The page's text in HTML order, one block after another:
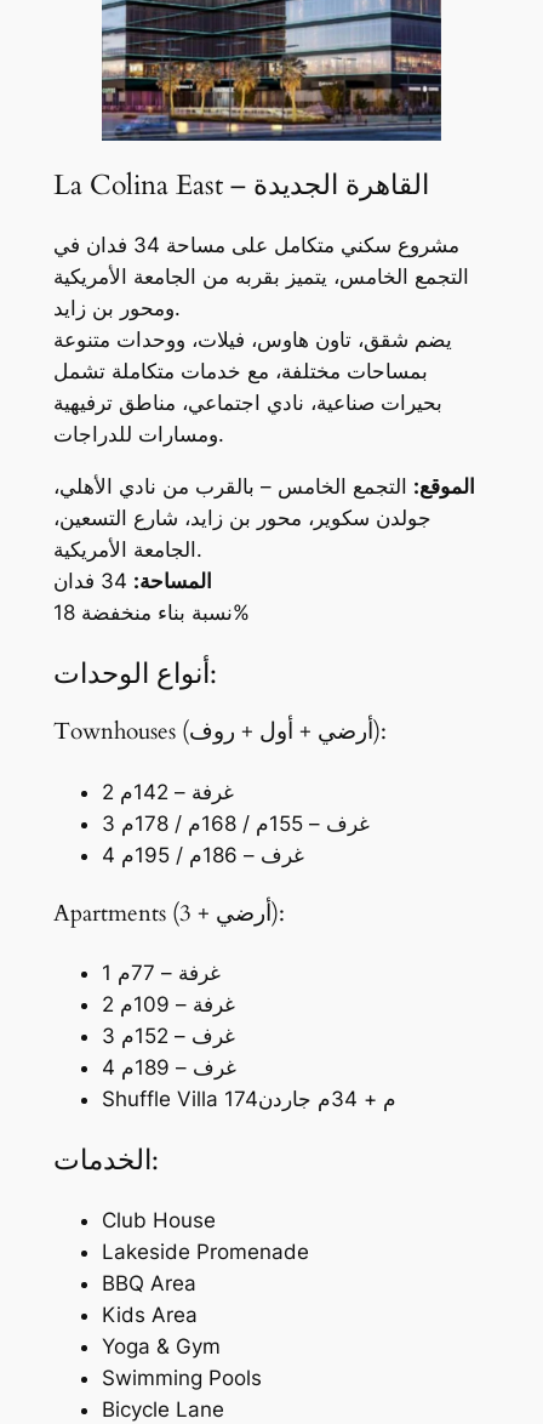
La Colina East – القاهرة الجديدة
مشروع سكني متكامل على مساحة 34 فدان في
التجمع الخامس، يتميز بقربه من الجامعة الأمريكية
ومحور بن زايد.
يضم شقق، تاون هاوس، فيلات، ووحدات متنوعة
بمساحات مختلفة، مع خدمات متكاملة تشمل
بحيرات صناعية، نادي اجتماعي، مناطق ترفيهية
ومسارات للدراجات.
الموقع: التجمع الخامس – بالقرب من نادي الأهلي،
جولدن سكوير، محور بن زايد، شارع التسعين،
الجامعة الأمريكية.
المساحة:
نسبة بناء منخفضة 18%
أنواع الوحدات:
Townhouses (أرضي + أول + روف):
2 غرفة – 142م
3 غرف – 155م / 168م / 178م
4 غرف – 186م / 195م
Apartments (أرضي + 3):
1 غرفة – 77م
2 غرفة – 109م
3 غرف – 152م
4 غرف – 189م
Shuffle Villa 174م + 34م جاردن
الخدمات:
Club House
Lakeside Promenade
BBQ Area
Kids Area
Yoga & Gym
Swimming Pools
Bicycle Lane